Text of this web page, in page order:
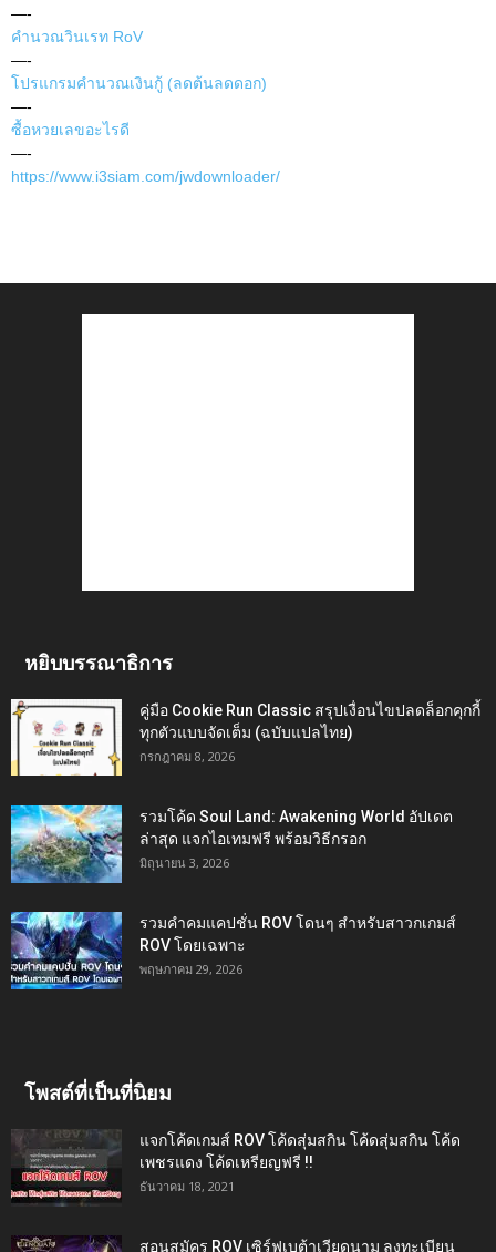
—-
คำนวณวินเรท RoV
—-
โปรแกรมคำนวณเงินกู้ (ลดต้นลดดอก)
—-
ซื้อหวยเลขอะไรดี
—-
https://www.i3siam.com/jwdownloader/
หยิบบรรณาธิการ
คู่มือ Cookie Run Classic สรุปเงื่อนไขปลดล็อกคุกกี้
ทุกตัวแบบจัดเต็ม (ฉบับแปลไทย)
กรกฎาคม 8, 2026
รวมโค้ด Soul Land: Awakening World อัปเดต
ล่าสุด แจกไอเทมฟรี พร้อมวิธีกรอก
มิถุนายน 3, 2026
รวมคำคมแคปชั่น ROV โดนๆ สำหรับสาวกเกมส์
ROV โดยเฉพาะ
พฤษภาคม 29, 2026
โพสต์ที่เป็นที่นิยม
แจกโค้ดเกมส์ ROV โค้ดสุ่มสกิน โค้ดสุ่มสกิน โค้ด
เพชรแดง โค้ดเหรียญฟรี !!
ธันวาคม 18, 2021
สอนสมัคร ROV เซิร์ฟเบต้าเวียดนาม ลงทะเบียน